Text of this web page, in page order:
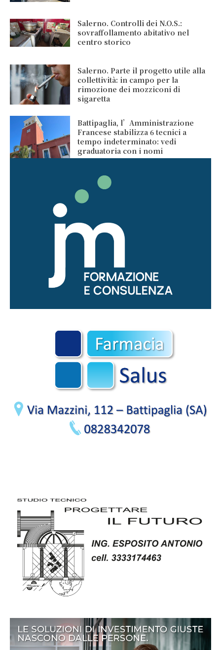
Salerno. Controlli dei N.O.S.:
sovraffollamento abitativo nel
centro storico
Salerno. Parte il progetto utile alla
collettività: in campo per la
rimozione dei mozziconi di
sigaretta
Battipaglia, l’Amministrazione
Francese stabilizza 6 tecnici a
tempo indeterminato: vedi
graduatoria con i nomi